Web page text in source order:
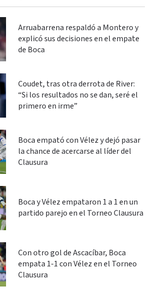
Arruabarrena respaldó a Montero y
explicó sus decisiones en el empate
de Boca
Coudet, tras otra derrota de River:
“Si los resultados no se dan, seré el
primero en irme”
Boca empató con Vélez y dejó pasar
la chance de acercarse al líder del
Clausura
Boca y Vélez empataron 1 a 1 en un
partido parejo en el Torneo Clausura
Con otro gol de Ascacíbar, Boca
empata 1-1 con Vélez en el Torneo
Clausura